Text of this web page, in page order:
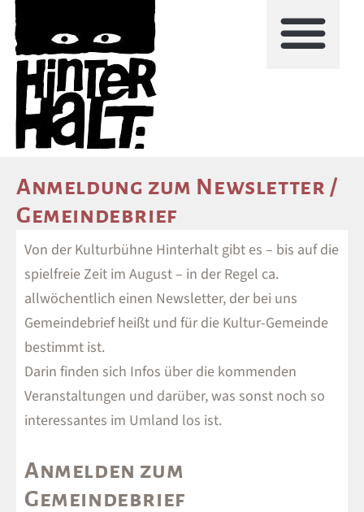
Anmeldung zum Newsletter /
Gemeindebrief
Von der Kulturbühne Hinterhalt gibt es – bis auf die
spielfreie Zeit im August – in der Regel ca.
allwöchentlich einen Newsletter, der bei uns
Gemeindebrief heißt und für die Kultur-Gemeinde
bestimmt ist.
Darin finden sich Infos über die kommenden
Veranstaltungen und darüber, was sonst noch so
interessantes im Umland los ist.
Anmelden zum
Gemeindebrief